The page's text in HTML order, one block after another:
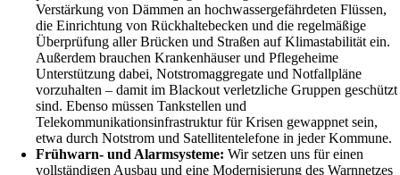
Verstärkung von Dämmen an hochwassergefährdeten Flüssen,
die Einrichtung von Rückhaltebecken und die regelmäßige
Überprüfung aller Brücken und Straßen auf Klimastabilität ein.
Außerdem brauchen Krankenhäuser und Pflegeheime
Unterstützung dabei, Notstromaggregate und Notfallpläne
vorzuhalten – damit im Blackout verletzliche Gruppen geschützt
sind. Ebenso müssen Tankstellen und
Telekommunikationsinfrastruktur für Krisen gewappnet sein,
etwa durch Notstrom und Satellitentelefone in jeder Kommune.
Frühwarn- und Alarmsysteme: Wir setzen uns für einen
vollständigen Ausbau und eine Modernisierung des Warnnetzes